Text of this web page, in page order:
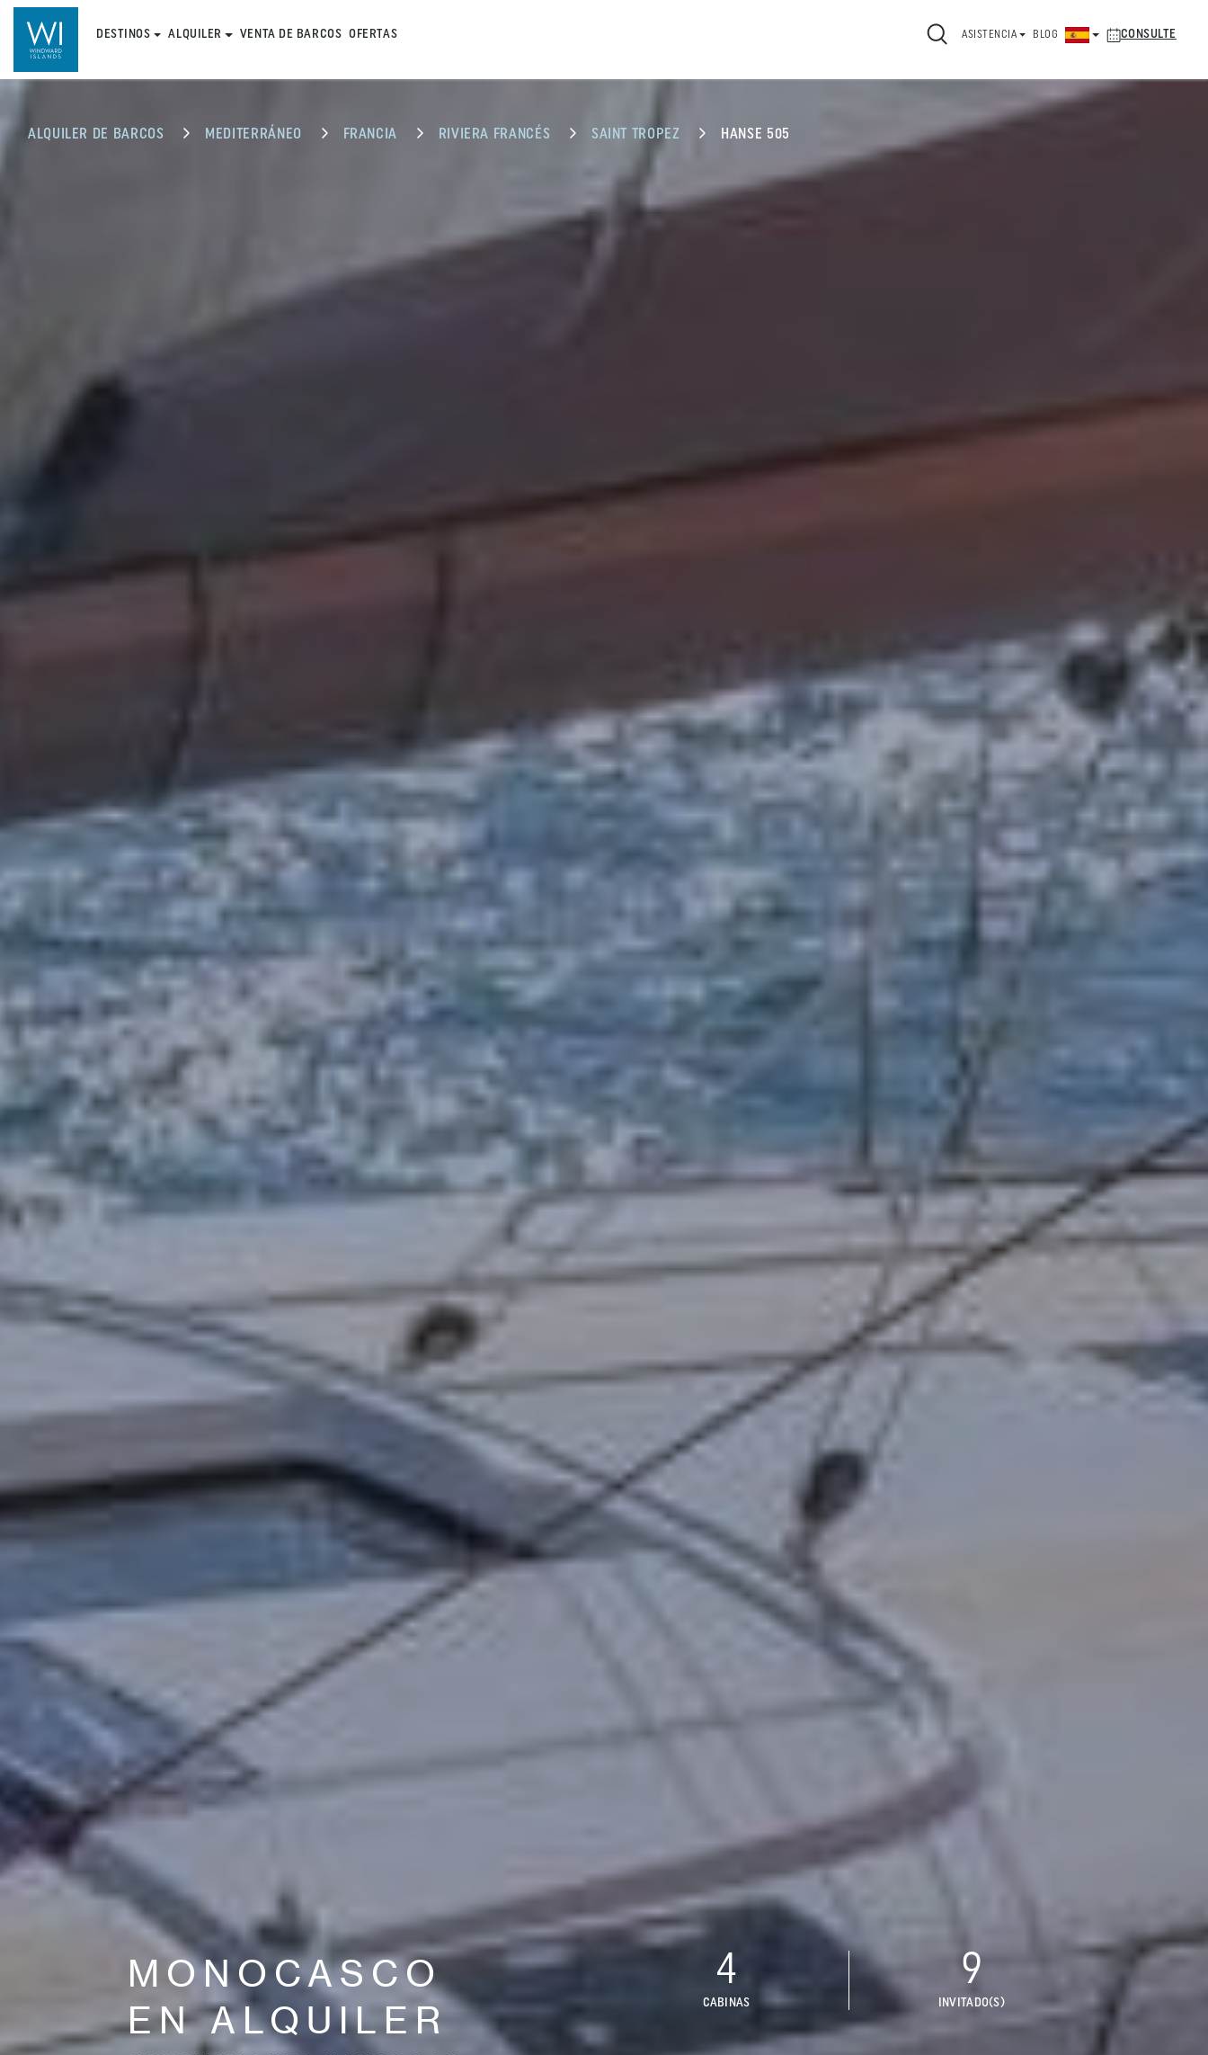
DESTINOS ALQUILER VENTA DE BARCOS OFERTAS ASISTENCIA BLOG CONSULTE
ALQUILER DE BARCOS MEDITERRÁNEO FRANCIA RIVIERA FRANCÉS SAINT TROPEZ HANSE 505
MONOCASCO
EN ALQUILER
4
CABINAS
9
INVITADO(S)